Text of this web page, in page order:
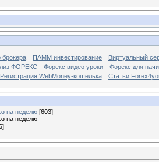
брокера ПАММ инвестирование
Виртуальный
ФОРЕКС
Форекс видео уроки
Форекс для
Регистрация WebMoney-кошелька
Статьи
на неделю [603]
на неделю